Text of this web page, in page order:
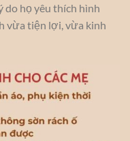
do họ yêu thích hình
vừa tiện lợi, vừa kinh